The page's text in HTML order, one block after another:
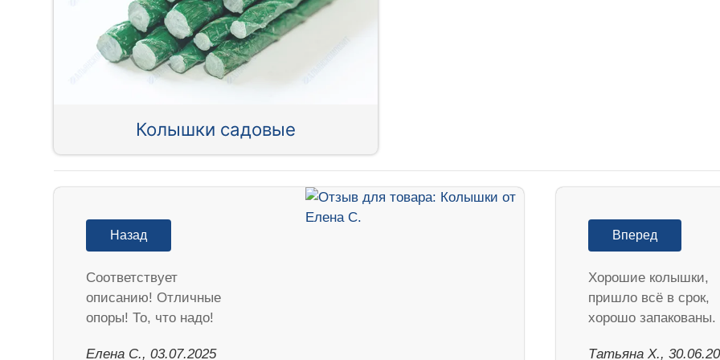
Колышки садовые
Назад
Соответствует
описанию! Отличные
опоры! То, что надо!
Елена С., 03.07.2025
Вперед
Хорошие колышки,
пришло всё в срок,
хорошо запакованы.
Татьяна Х.,